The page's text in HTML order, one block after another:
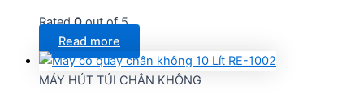
Rated0out of 5
Read more
MÁY HÚT TÚI CHÂN KHÔNG